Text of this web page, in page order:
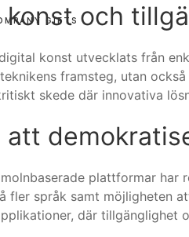
GIFTS och
konst utvecklats från
framsteg, utan
skede där innovativa
att
plattformar
fler språk samt möjligheten
där tillgänglighet